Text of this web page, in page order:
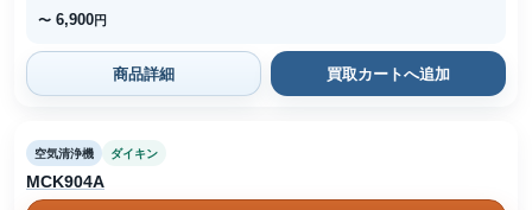
〜 6,900円
商品詳細 買取カートへ追加
空気清浄機 ダイキン
MCK904A